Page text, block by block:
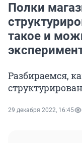
Полки
такое и
Разбираемся,
29 декабря 2022, 16:45